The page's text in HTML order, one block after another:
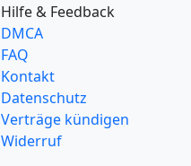
Hilfe & Feedback
DMCA
FAQ
Kontakt
Datenschutz
Verträge kündigen
Widerruf